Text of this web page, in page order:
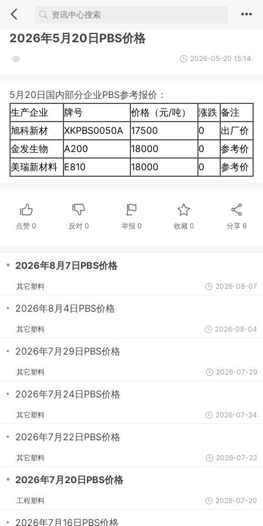
2026年5月20日PBS价格
2026-05-20 15:14
5月20日国内部分企业PBS参考报价：
生产企业
牌号 价格（元/吨） 涨跌 备注
旭科新材
XKPBS0050A 17500 0
出厂价
金发生物
A200 18000 0
参考价
美瑞新材料 E810 18000 0 参考价
点赞0 反对 0 举报 0 收藏 0 分享6
・ 2026年8月7日PBS价格
其它塑料 2026-08-07
・ 2026年8月4日PBS价格
其它塑料 2026-08-04
・ 2026年7月29日PBS价格
其它塑料 2026-07-29
・ 2026年7月24日PBS价格
其它塑料 2026-07-24
・ 2026年7月22日PBS价格
其它塑料 2026-07-22
・ 2026年7月20日PBS价格
工程塑料 2026-07-20
・ 2026年7月16日PBS价格